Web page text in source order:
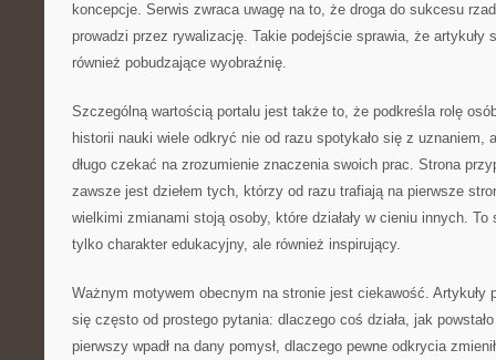
koncepcje. Serwis zwraca uwagę na to, że droga do sukcesu
prowadzi przez rywalizację. Takie podejście sprawia, że artykuły
również pobudzające wyobraźnię.
Szczególną wartością portalu jest także to, że podkreśla rolę
historii nauki wiele odkryć nie od razu spotykało się z uznaniem,
długo czekać na zrozumienie znaczenia swoich prac. Strona
zawsze jest dziełem tych, którzy od razu trafiają na pierwsze
wielkimi zmianami stoją osoby, które działały w cieniu innych.
tylko charakter edukacyjny, ale również inspirujący.
Ważnym motywem obecnym na stronie jest ciekawość. Artykuły
się często od prostego pytania: dlaczego coś działa, jak
pierwszy wpadł na dany pomysł, dlaczego pewne odkrycia